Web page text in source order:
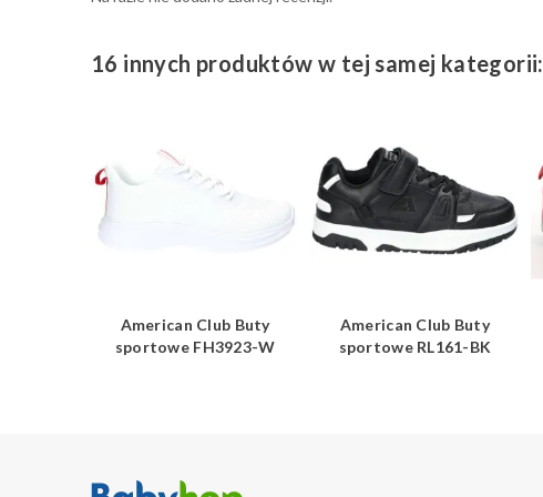
16 innych produktów w tej samej kategorii:
American Club Buty
sportowe FH3923-W
American Club Buty
sportowe RL161-BK